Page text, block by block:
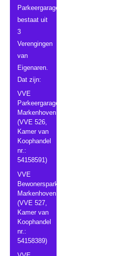
Parkeergarage
bestaat uit
3
Verengingen
van
Eigenaren.
Dat zijn:
VVE
Parkeergarage
Markenhoven
(VVE 526,
Kamer van
Koophandel
nr.:
54158591)
VVE
Bewonersparkeergarage
Markenhoven
(VVE 527,
Kamer van
Koophandel
nr.:
54158389)